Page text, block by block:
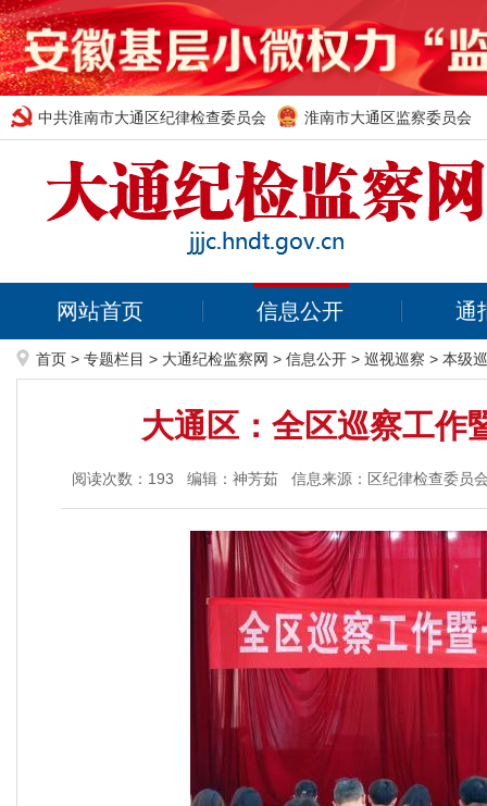
中共淮南市大通区纪律检查委员会 淮南市大通区监察委员会
网站首页 信息公开 通
首页 > 专题栏目 > 大通纪检监察网 > 信息公开 > 巡视巡察 > 本级
大通区：全区巡察工作
阅读次数： 193 编辑：神芳茹 信息来源：区纪律检查委员